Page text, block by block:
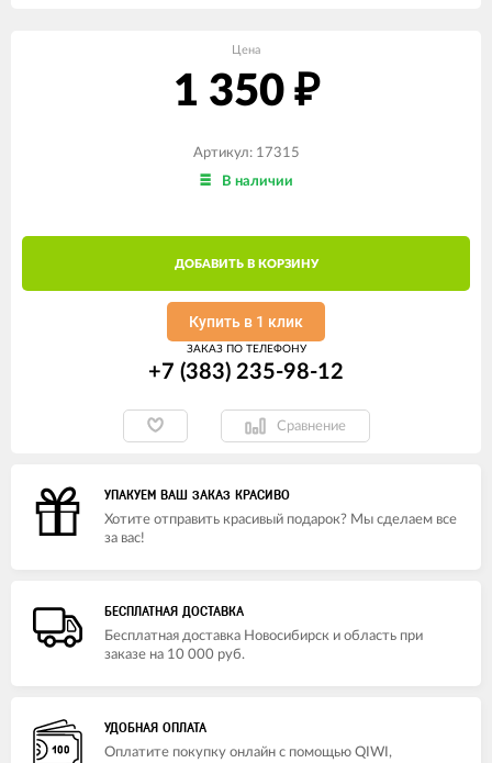
Цена
1 350 ₽
Артикул: 17315
В наличии
ДОБАВИТЬ В КОРЗИНУ
Купить в 1 клик
ЗАКАЗ ПО ТЕЛЕФОНУ
+7 (383) 235-98-12
Сравнение
УПАКУЕМ ВАШ ЗАКАЗ КРАСИВО
Хотите отправить красивый подарок? Мы сделаем все
за вас!
БЕСПЛАТНАЯ ДОСТАВКА
Бесплатная доставка Новосибирск и область при
заказе на 10 000 руб.
УДОБНАЯ ОПЛАТА
Оплатите покупку онлайн с помощью QIWI,